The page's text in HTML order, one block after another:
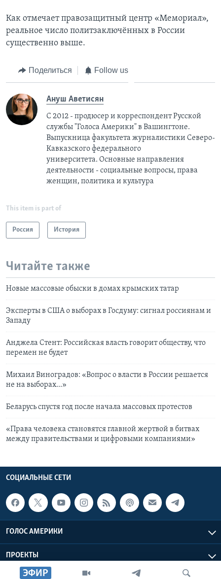
ЭФИР
Как отмечает правозащитный центр «Мемориал»,
реальное число политзаключённых в России
существенно выше.
Поделиться Follow us
Ануш Аветисян
С 2012 - продюсер и корреспондент Русской
службы "Голоса Америки" в Вашингтоне.
Выпускница факультета журналистики Северо-
Кавказского федерального
университета. Основные направления
деятельности - социальные вопросы, права
женщин, политика и культура
This item is part of
Россия История
Читайте также
Новые массовые обыски в домах крымских татар
Эксперты в США о выборах в Госдуму: сигнал россиянам и
Западу
Анджела Стент: Российская власть говорит обществу, что
перемен не будет
Михаил Виноградов: «Вопрос о власти в России решается
не на выборах...»
Беларусь спустя год после начала массовых протестов
«Права человека становятся главной жертвой в битвах
между правительствами и цифровыми компаниями»
СОЦИАЛЬНЫЕ СЕТИ
ГОЛОС АМЕРИКИ
ПРОЕКТЫ